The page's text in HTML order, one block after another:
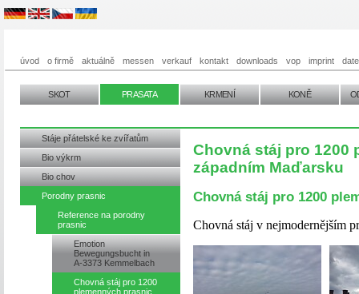
úvod o firmě aktuálně messen verkauf kontakt downloads vop imprint
SKOT PRASATA KRMENÍ KONĚ
Stáje přátelské ke zvířatům
Bio výkrm
Bio chov
Porodny prasnic
Reference na porodny
prasnic
Emotion
Bewegungsbucht in
A-3373 Kemmelbach
Chovná stáj pro 1200
plemenných prasnic
Chovná stáj pro 1200
západním Maďarsku
Chovná stáj pro 1200
Chovná stáj v nejmodernějším